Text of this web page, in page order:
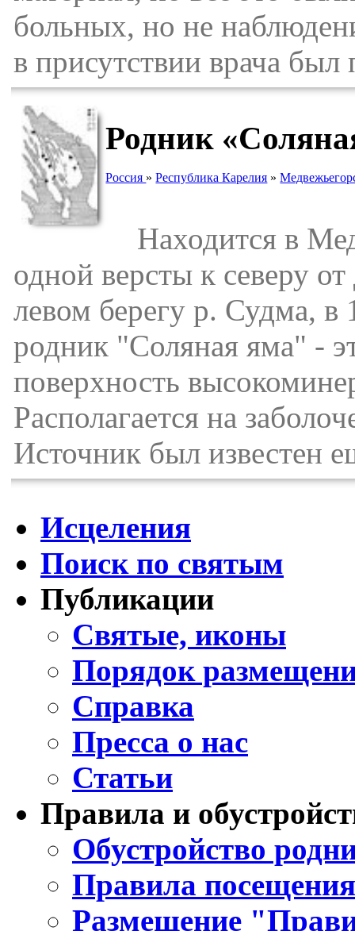
больных, но не
в присутствии врача был
Родник
Россия »Республика Карелия »
Находится в
одной версты к северу
левом берегу р. Судма,
родник "Соляная яма" -
поверхность
Располагается на
Источник был известен
Исцеления
Поиск по святым
Публикации
Святые, иконы
Порядок
Справка
Пресса о нас
Статьи
Правила и
Обустройство
Правила
Размещение